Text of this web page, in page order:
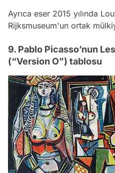
Ayrıca eser 2015 yılında
Rijksmuseum'un ortak
9. Pablo Picasso’nun
(“Version O”) tablosu